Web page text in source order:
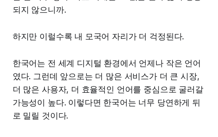
되지 않으니까.
하지만 이럴수록 내 모국어 자리가 더 걱정된다.
한국어는 전 세계 디지털 환경에서 언제나 작은 언어
였다. 그런데 앞으로는 더 많은 서비스가 더 큰 시장,
더 많은 사용자, 더 효율적인 언어를 중심으로 굴러갈
가능성이 높다. 이렇다면 한국어는 너무 당연하게 뒤
로 밀릴 것이다.